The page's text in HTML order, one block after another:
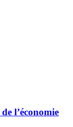
l’économie